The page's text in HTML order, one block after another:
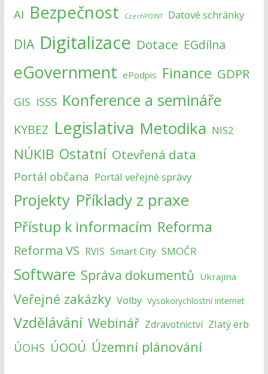
AI Bezpečnost CzechPOINT Datové schránky
DIA Digitalizace Dotace EGdílna
eGovernment ePodpis Finance GDPR
GIS ISSS Konference a semináře
KYBEZ Legislativa Metodika NIS2
NÚKIB Ostatní Otevřená data
Portál občana Portál veřejné správy
Projekty Příklady z praxe
Přístup k informacím Reforma
Reforma VS RVIS Smart City SMOČR
Software Správa dokumentů Ukrajina
Veřejné zakázky Volby Vysokorychlostní internet
Vzdělávání Webinář Zdravotnictví Zlatý erb
ÚOHS ÚOOÚ Územní plánování